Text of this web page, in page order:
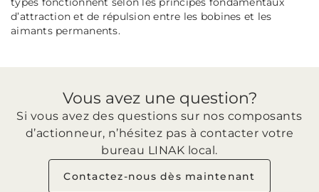
d’attraction et de répulsion entre les bobines et les
aimants permanents.
Vous avez une question?
Si vous avez des questions sur nos composants
d’actionneur, n’hésitez pas à contacter votre
bureau LINAK local.
Contactez-nous dès maintenant